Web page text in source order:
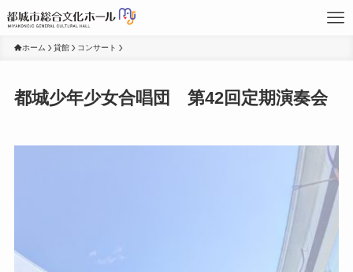
ホーム 貸館 コンサート
都城少年少女合唱団 第42回定期演奏会